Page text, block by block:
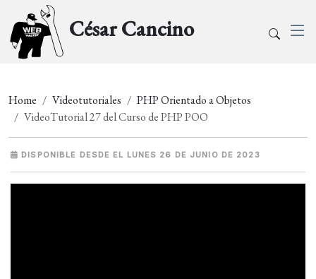
César Cancino
Home Videotutoriales
PHP Orientado a Objetos
VideoTutorial 27 del Curso de PHP POO
DISPONIBLE DESDE EL LUNES 26 DE JUNIO DE 2023